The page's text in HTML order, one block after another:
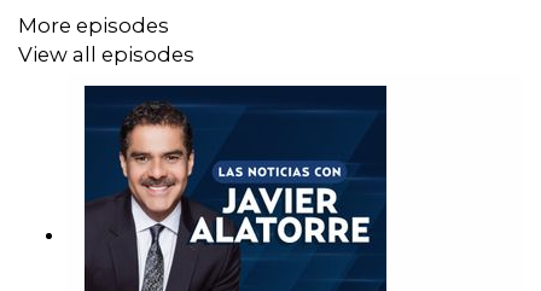
More episodes
View all episodes